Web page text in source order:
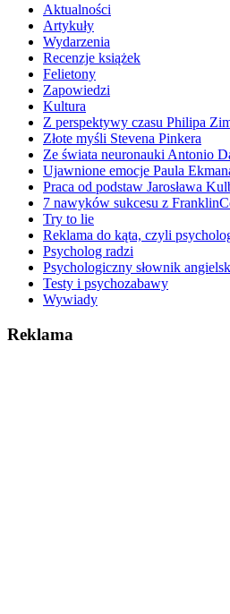
Aktualności
Artykuły
Wydarzenia
Recenzje książek
Felietony
Zapowiedzi
Kultura
Z perspektywy czasu Philipa
Złote myśli Stevena Pinkera
Ze świata neuronauki Antonio
Ujawnione emocje Paula
Praca od podstaw Jarosława
7 nawyków sukcesu z
Try to lie
Reklama do kąta, czyli
Psycholog radzi
Psychologiczny słownik
Testy i psychozabawy
Wywiady
Reklama